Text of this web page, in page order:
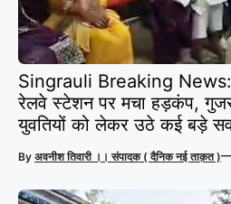
Singrauli Breaking News:
रेलवे स्टेशन पर मचा हड़कंप,
युवतियों को लेकर उठे कई बड़े
By अवनीश तिवारी ।। संपादक ( दैनिक नई ताक़त )